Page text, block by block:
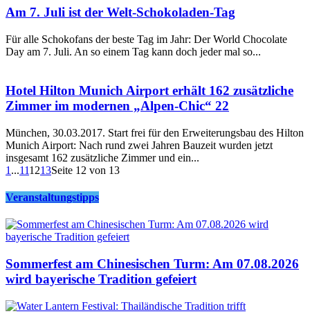
Am 7. Juli ist der Welt-Schokoladen-Tag
Für alle Schokofans der beste Tag im Jahr: Der World Chocolate
Day am 7. Juli. An so einem Tag kann doch jeder mal so...
Hotel Hilton Munich Airport erhält 162 zusätzliche
Zimmer im modernen „Alpen-Chic“ 22
München, 30.03.2017. Start frei für den Erweiterungsbau des Hilton
Munich Airport: Nach rund zwei Jahren Bauzeit wurden jetzt
insgesamt 162 zusätzliche Zimmer und ein...
1 ...111213Seite 12 von 13
Veranstaltungstipps
Sommerfest am Chinesischen Turm: Am 07.08.2026
wird bayerische Tradition gefeiert